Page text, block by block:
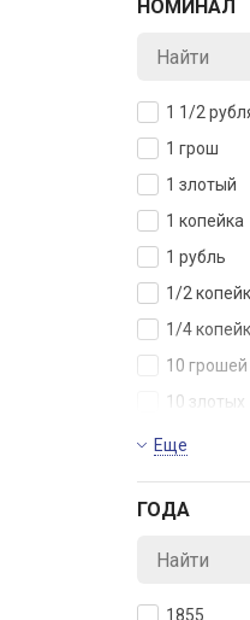
НОМИНАЛ
1 1/2
1 грош
1 злотый
1 копейка
1 рубль
1/2
1/4
10 грошей
10 злотых
10 копеек
15
Еще
ГОДА
1855